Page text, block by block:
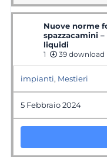
Nuove norme
spazzacamini
liquidi
1 39 download
impianti, Mestieri
5 Febbraio 2024